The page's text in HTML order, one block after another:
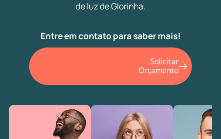
de luz de Glorinha.
Entre em contato para saber mais!
Solicitar
Orçamento